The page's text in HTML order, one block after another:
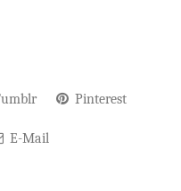
Pinterest
E-Mail